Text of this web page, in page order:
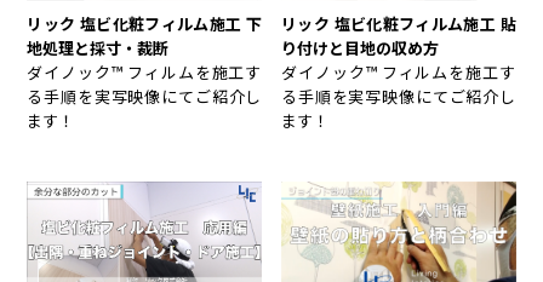
リック 塩ビ化粧フィルム施工 下
地処理と採寸・裁断
ダイノック™ フィルムを施工す
る手順を実写映像にてご紹介し
ます！
リック 塩ビ化粧フィルム施工 貼
り付けと目地の収め方
ダイノック™ フィルムを施工す
る手順を実写映像にてご紹介し
ます！